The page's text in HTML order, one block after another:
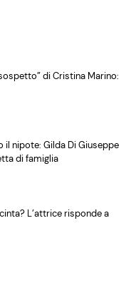
di Cristina Marino:
nipote: Gilda Di Giuseppe
di famiglia
L’attrice risponde a